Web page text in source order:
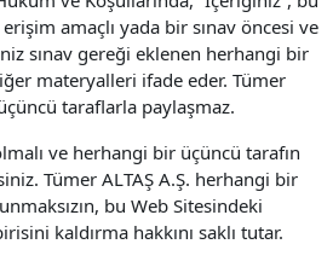
amaçlı yada bir sınav öncesi ve
sınav gereği eklenen herhangi bir
materyalleri ifade eder. Tümer
taraflarla paylaşmaz.
ve herhangi bir üçüncü tarafın
Tümer ALTAŞ A.Ş. herhangi bir
bu Web Sitesindeki
kaldırma hakkını saklı tutar.